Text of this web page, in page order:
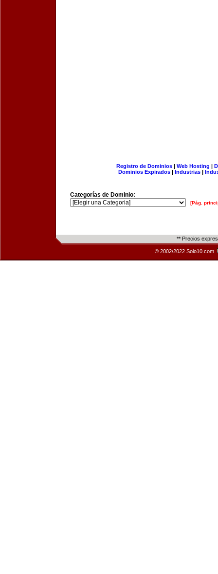
Registro de Dominios| Web Hosting |
Dominios Expirados | Industrias |
Categorías de Dominio:
[Pág.
** Precios
© 2002/2022 Solo10.com